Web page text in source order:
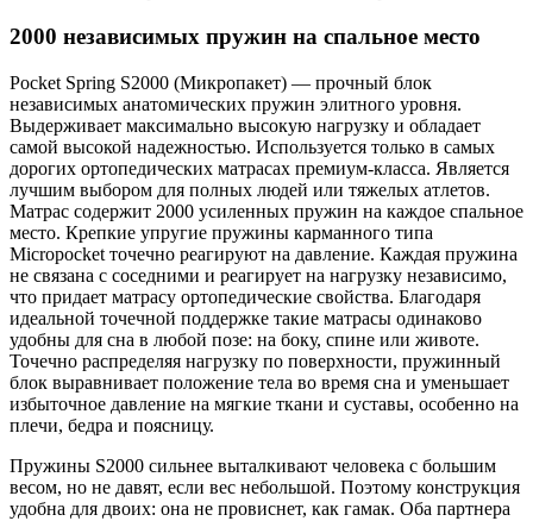
2000 независимых пружин на спальное место
Pocket Spring S2000 (Микропакет) — прочный блок
независимых анатомических пружин элитного уровня.
Выдерживает максимально высокую нагрузку и обладает
самой высокой надежностью. Используется только в самых
дорогих ортопедических матрасах премиум-класса. Является
лучшим выбором для полных людей или тяжелых атлетов.
Матрас содержит 2000 усиленных пружин на каждое спальное
место. Крепкие упругие пружины карманного типа
Micropocket точечно реагируют на давление. Каждая пружина
не связана с соседними и реагирует на нагрузку независимо,
что придает матрасу ортопедические свойства. Благодаря
идеальной точечной поддержке такие матрасы одинаково
удобны для сна в любой позе: на боку, спине или животе.
Точечно распределяя нагрузку по поверхности, пружинный
блок выравнивает положение тела во время сна и уменьшает
избыточное давление на мягкие ткани и суставы, особенно на
плечи, бедра и поясницу.
Пружины S2000 сильнее выталкивают человека с большим
весом, но не давят, если вес небольшой. Поэтому конструкция
удобна для двоих: она не провиснет, как гамак. Оба партнера